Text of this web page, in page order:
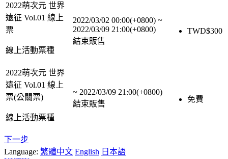
2022萌次元 世界
遠征 Vol.01 線上
票
線上活動票種
2022/03/02 00:00(+0800) ~
2022/03/09 21:00(+0800)
結束販售
TWD$300
2022萌次元 世界
遠征 Vol.01 線上
票(公關票)
線上活動票種
~ 2022/03/09 21:00(+0800)
結束販售
免費
下一步
Language: 繁體中文 English 日本語